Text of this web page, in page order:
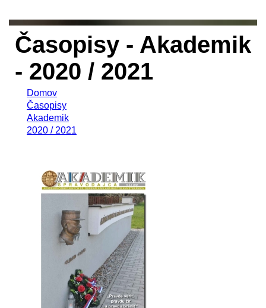
Časopisy - Akademik
- 2020 / 2021
Domov
Časopisy
Akademik
2020 / 2021